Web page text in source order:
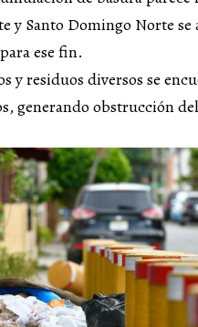
y Santo Domingo Norte se
ese fin.
y residuos diversos se
generando obstrucción